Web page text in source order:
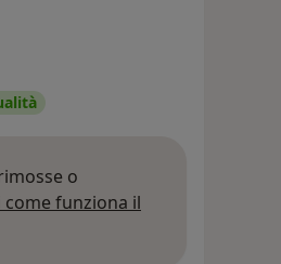
o
come funziona il